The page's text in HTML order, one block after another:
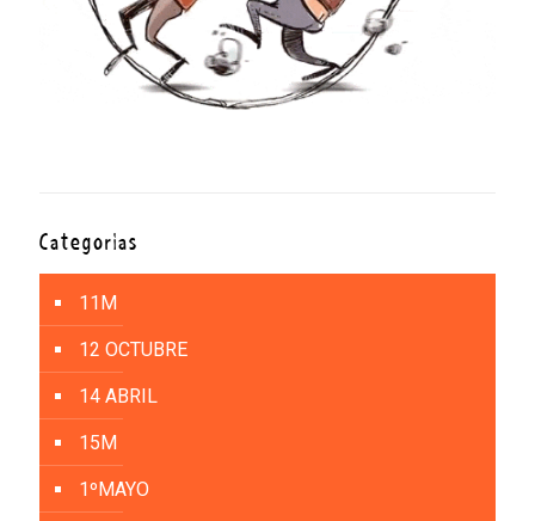
Categorías
11M
12 OCTUBRE
14 ABRIL
15M
1ºMAYO